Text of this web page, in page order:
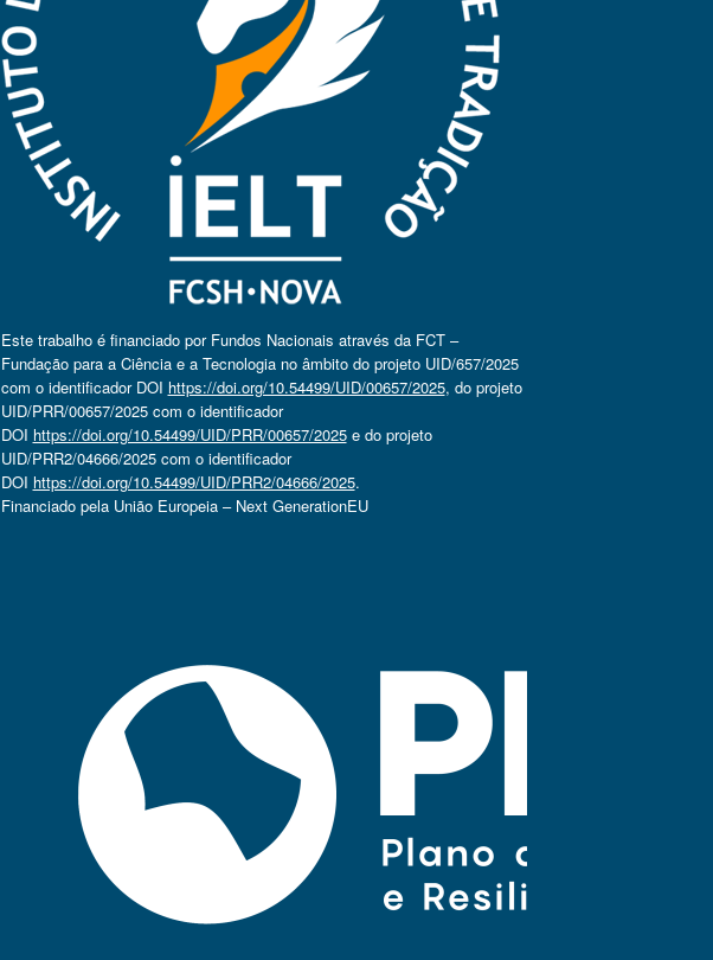
Este trabalho é financiado por Fundos Nacionais através da FCT –
Fundação para a Ciência e a Tecnologia no âmbito do projeto UID/657/2025
com o identificador DOI https://doi.org/10.54499/UID/00657/2025, do projeto
UID/PRR/00657/2025 com o identificador
DOI https://doi.org/10.54499/UID/PRR/00657/2025e do projeto
UID/PRR2/04666/2025 com o identificador
DOI https://doi.org/10.54499/UID/PRR2/04666/2025.
Financiado pela União Europeia – Next GenerationEU